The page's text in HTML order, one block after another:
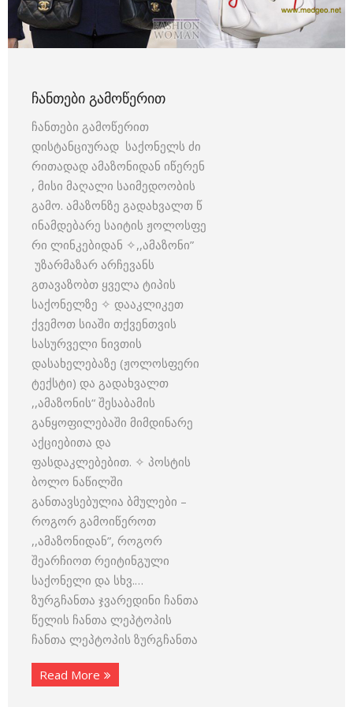
ᲩᲐᲜᲗᲔᲑᲘ ᲒᲐᲛᲝᲬᲔᲠᲘᲗ
ჩანთები გამოწერით
დისტანციურად საქონელს ძი
რითადად ამაზონიდან იწერენ
, მისი მაღალი საიმედოობის
გამო. ამაზონზე გადახვალთ წ
ინამდებარე საიტის ჟოლოსფე
რი ლინკებიდან ✧,,ამაზონი”
უზარმაზარ არჩევანს
გთავაზობთ ყველა ტიპის
საქონელზე ✧ დააკლიკეთ
ქვემოთ სიაში თქვენთვის
სასურველი ნივთის
დასახელებაზე (ჟოლოსფერი
ტექსტი) და გადახვალთ
,,ამაზონის“ შესაბამის
განყოფილებაში მიმდინარე
აქციებითა და
ფასდაკლებებით. ✧ პოსტის
ბოლო ნაწილში
განთავსებულია ბმულები –
როგორ გამოიწეროთ
,,ამაზონიდან”, როგორ
შეარჩიოთ რეიტინგული
საქონელი და სხვ.…
ზურგჩანთა ჯვარედინი ჩანთა
წელის ჩანთა ლეპტოპის
ჩანთა ლეპტოპის ზურგჩანთა
Read More